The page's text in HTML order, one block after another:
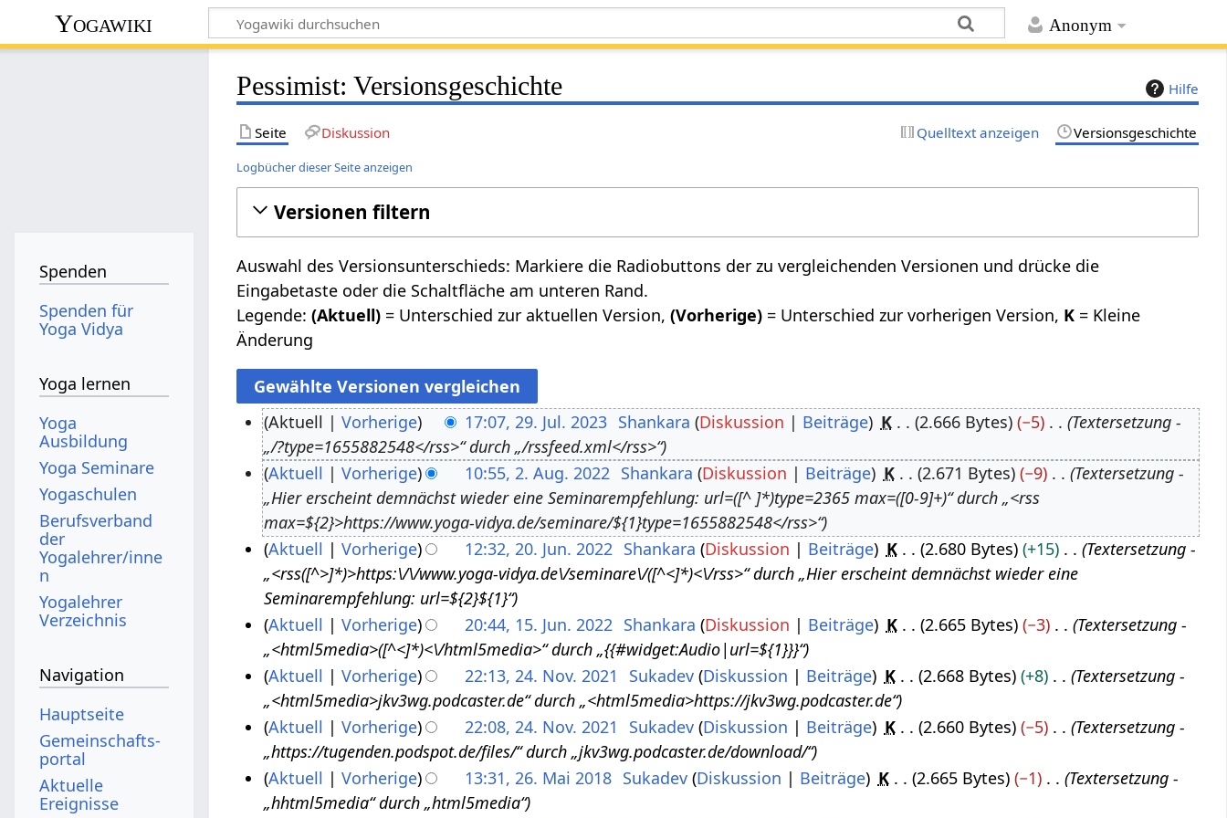
Anonym
Yogawiki
Hilfe
Pessimist: Versionsgeschichte
Seite Diskussion Quelltext anzeigen Versionsgeschichte
Logbücher dieser Seite anzeigen
Versionen filtern
Auswahl des Versionsunterschieds: Markiere die Radiobuttons der zu vergleichenden Versionen und drücke die
Eingabetaste oder die Schaltfläche am unteren Rand.
Legende:(Aktuell) = Unterschied zur aktuellen Version,(Vorherige) = Unterschied zur vorherigen Version, K = Kleine
Änderung
9
u
2
2
Aktuell Vorherige 17:07, 29. Jul. 2023 Shankara Diskussion Beiträge K 2.666 Bytes −5
Textersetzung -
„/?type=1655882548</rss>“ durch „/rssfeed.xml</rss>“
A
u
0
2
Aktuell Vorherige 10:55, 2. Aug. 2022 Shankara Diskussion Beiträge K 2.671 Bytes −9
Textersetzung -
„Hier erscheint demnächst wieder eine Seminarempfehlung: url=([^ ]*)type=2365 max=([0-9]+)“ durch „<rss
max=${2}>https://www.yoga-vidya.de/seminare/${1}type=1655882548</rss>“
u
0
Aktuell Vorherige 12:32, 20. Jun. 2022 Shankara Diskussion Beiträge K 2.680 Bytes +15
Textersetzung -
„<rss([^>]*)>https:\/\/www.yoga-vidya.de\/seminare\/([^<]*)<\/rss>“ durch „Hier erscheint demnächst wieder eine
Seminarempfehlung: url=${2}${1}“
5
J
n
Aktuell Vorherige 20:44, 15. Jun. 2022 Shankara Diskussion Beiträge K 2.665 Bytes −3
Textersetzung -
„<html5media>([^<]*)<\/html5media>“ durch „{{#widget:Audio|url=${1}}}“
4
N
Aktuell Vorherige 22:13, 24. Nov. 2021 Sukadev Diskussion Beiträge K 2.668 Bytes +8
Textersetzung -
„<html5media>jkv3wg.podcaster.de“ durch „<html5media>https://jkv3wg.podcaster.de“
Aktuell
Vorherige 22:08, 24. Nov. 2021 Sukadev Diskussion Beiträge K 2.660 Bytes −5
Textersetzung -
„https://tugenden.podspot.de/files/“ durch „jkv3wg.podcaster.de/download/“
Aktuell Vorherige 13:31, 26. Mai 2018 Sukadev Diskussion Beiträge K 2.665 Bytes −1
Textersetzung -
„hhtml5media“ durch „html5media“
Spenden
Spenden für
Yoga Vidya
Yoga lernen
Yoga
Ausbildung
Yoga Seminare
Yogaschulen
Berufsverband
der
Yogalehrer/inne
n
Yogalehrer
Verzeichnis
Navigation
Hauptseite
Gemeinschafts­
portal
Aktuelle
Ereignisse